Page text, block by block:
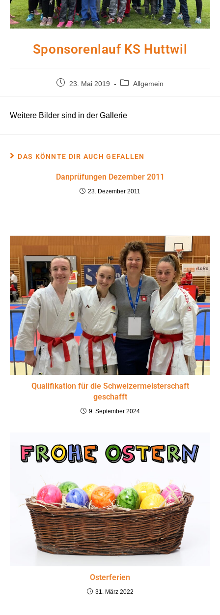
Sponsorenlauf KS Huttwil
Beitrag23. Mai 2019
Beitrags-Allgemein
Weitere Bilder sind in der Gallerie
DAS KÖNNTE DIR AUCH GEFALLEN
Danprüfungen Dezember 2011
23. Dezember 2011
Qualifikation für die Schweizermeisterschaft
geschafft
9. September 2024
Osterferien
31. März 2022